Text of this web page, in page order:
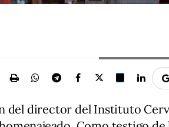
del director del Instituto